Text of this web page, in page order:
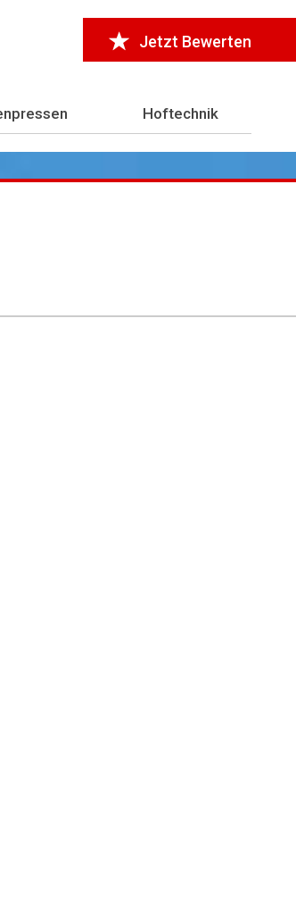
Jetzt Bewerten
Hoftechnik